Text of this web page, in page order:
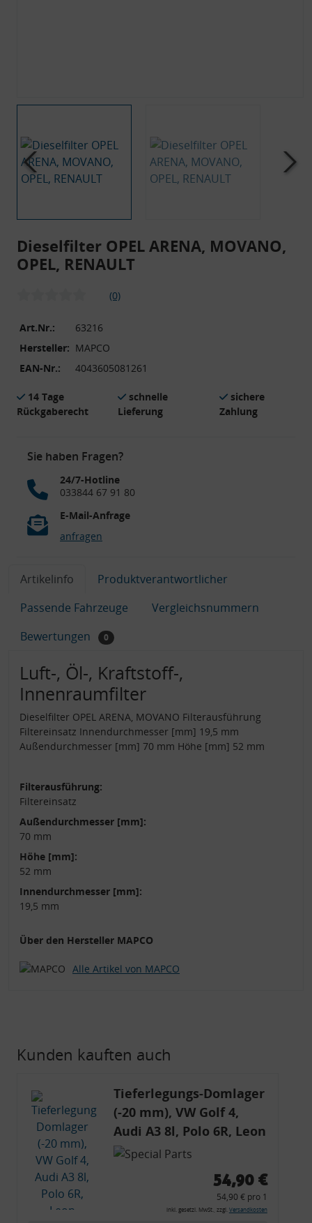
Dieselfilter OPEL ARENA, MOVANO,
OPEL, RENAULT
(0)
Art.Nr.:
63216
Hersteller: MAPCO
EAN-Nr.:
4043605081261
14 Tage
Rückgaberecht
schnelle
Lieferung
sichere
Zahlung
Sie haben Fragen?
24/7-Hotline
033844 67 91 80
E-Mail-Anfrage
anfragen
Artikelinfo
Produktverantwortlicher
Passende Fahrzeuge
Vergleichsnummern
Bewertungen
0
Luft-, Öl-, Kraftstoff-,
Innenraumfilter
Dieselfilter OPEL ARENA, MOVANO Filterausführung
Filtereinsatz Innendurchmesser [mm] 19,5 mm
Außendurchmesser [mm] 70 mm Höhe [mm] 52 mm
Filterausführung:
Filtereinsatz
Außendurchmesser [mm]:
70 mm
Höhe [mm]:
52 mm
Innendurchmesser [mm]:
19,5 mm
Über den Hersteller MAPCO
Alle Artikel von MAPCO
Kunden kauften auch
Tieferlegungs-Domlager
(-20 mm), VW Golf 4,
Audi A3 8l, Polo 6R, Leon
54,90 €
54,90 € pro 1
inkl. gesetzl. MwSt., zzgl. Versandkosten